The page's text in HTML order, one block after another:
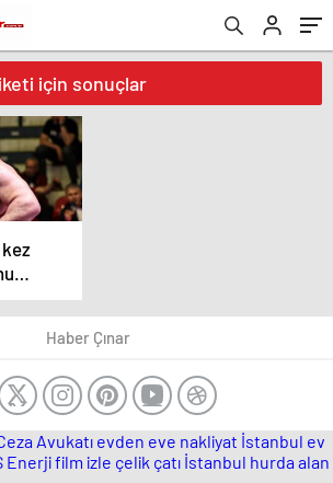
için sonuçlar
kez
Haber Çınar
Avukatı evden eve nakliyat İstanbul ev
Enerjifilm izle çelik çatı İstanbul hurda alan